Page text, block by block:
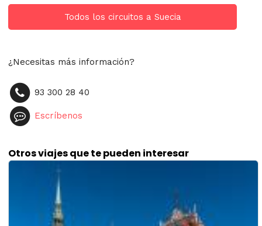
Todos los circuitos a Suecia
¿Necesitas más información?
93 300 28 40
Escríbenos
Otros viajes que te pueden interesar